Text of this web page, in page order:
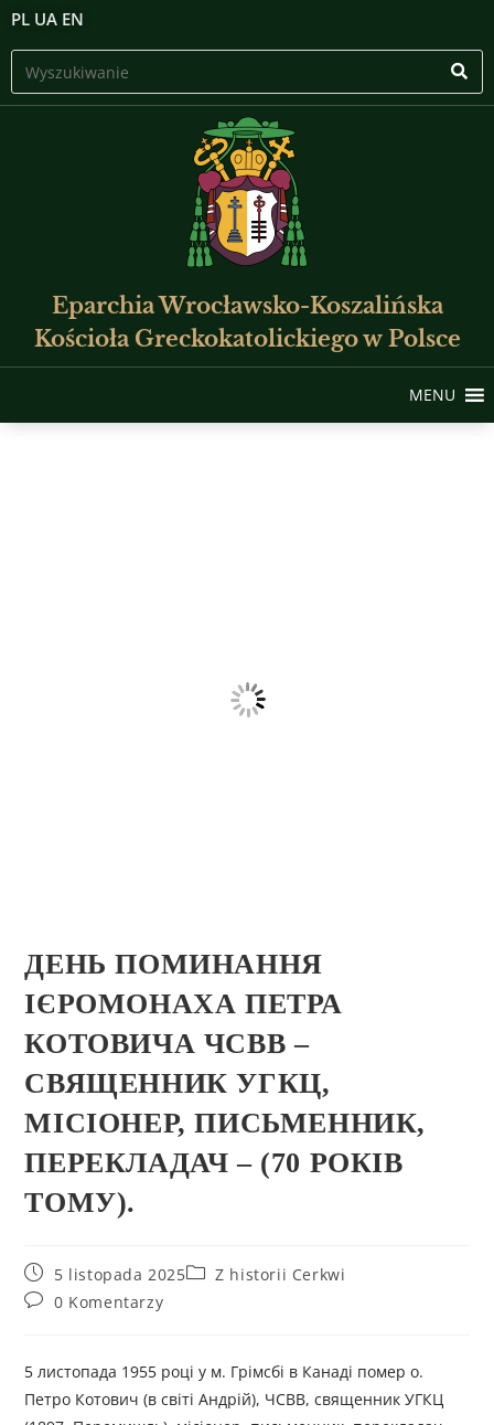
PL UA EN
Eparchia Wrocławsko-Koszalińska
Kościoła Greckokatolickiego w Polsce
MENU
ДЕНЬ ПОМИНАННЯ
ІЄРОМОНАХА ПЕТРА
КОТОВИЧА ЧСВВ –
СВЯЩЕННИК УГКЦ,
МІСІОНЕР, ПИСЬМЕННИК,
ПЕРЕКЛАДАЧ – (70 РОКІВ
ТОМУ).
5 listopada 2025
Z historii Cerkwi
0 Komentarzy
5 листопада 1955 році у м. Грімсбі в Канаді помер о.
Петро Котович (в світі Андрій), ЧСВВ, священник УГКЦ